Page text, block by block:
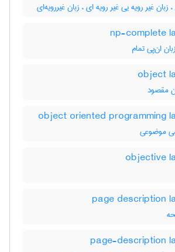
زبان غیر رویه یی غیر رویه ای ، زبان غیررویه‌ای
مقصود
موضوعی